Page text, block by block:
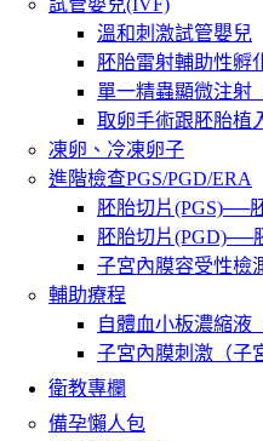
試管嬰兒(IVF)
溫和刺激試管嬰兒
胚胎雷射輔助性孵
單一精蟲顯微注射
取卵手術跟胚胎植
凍卵、冷凍卵子
進階檢查PGS/PGD/ERA
胚胎切片(PGS)──
胚胎切片(PGD)──
子宮內膜容受性檢
輔助療程
自體血小板濃縮液
子宮內膜刺激（子
衛教專欄
備孕懶人包